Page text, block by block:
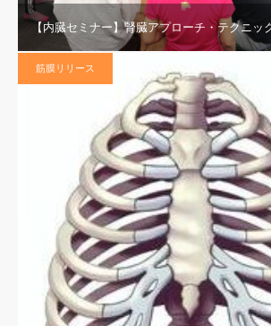
【内臓セミナー】腎臓アプローチ・テクニッ
筋膜リリース